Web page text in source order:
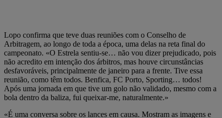
Lopo confirma que teve duas reuniões com o Conselho de
Arbitragem, ao longo de toda a época, uma delas na reta final do
campeonato. «O Estrela sentiu-se… não vou dizer prejudicado, pois
não acredito em intenção dos árbitros, mas houve circunstâncias
desfavoráveis, principalmente de janeiro para a frente. Tive essa
reunião, como têm todos. Benfica, FC Porto, Sporting… todos!
Após uma jornada em que tive um golo não validado, mesmo com a
bola dentro da baliza, fui queixar-me, naturalmente.»
«É uma conversa sobre os lances em causa. Mostram as imagens e